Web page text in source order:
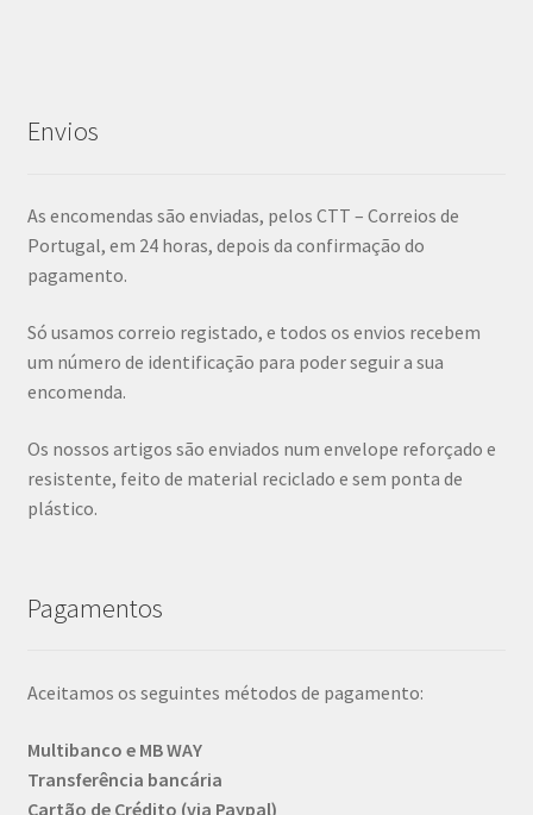
Envios
As encomendas são enviadas, pelos CTT – Correios de
Portugal, em 24 horas, depois da confirmação do
pagamento.
Só usamos correio registado, e todos os envios recebem
um número de identificação para poder seguir a sua
encomenda.
Os nossos artigos são enviados num envelope reforçado e
resistente, feito de material reciclado e sem ponta de
plástico.
Pagamentos
Aceitamos os seguintes métodos de pagamento:
Multibanco e MB WAY
Transferência bancária
Cartão de Crédito (via Paypal)